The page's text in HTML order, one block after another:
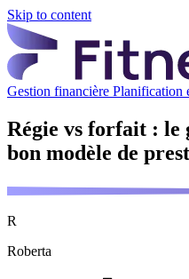
Skip to content
Gestion financière Planification
Régie vs forfait : le
bon modèle de
R
Roberta